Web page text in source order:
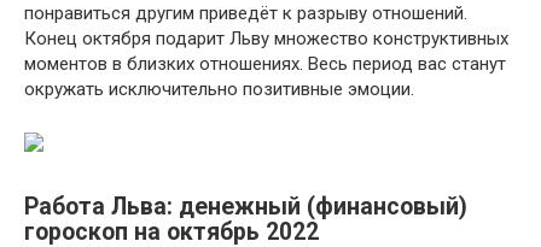
понравиться другим приведёт к разрыву отношений.
Конец октября подарит Льву множество конструктивных
моментов в близких отношениях. Весь период вас станут
окружать исключительно позитивные эмоции.
Работа Льва: денежный (финансовый)
гороскоп на октябрь 2022